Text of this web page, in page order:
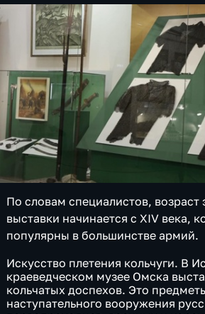
По словам специалистов, возраст
выставки начинается с XIV века,
популярны в большинстве армий.
Искусство плетения кольчуги. В
краеведческом музее Омска
кольчатых доспехов. Это
наступательного вооружения